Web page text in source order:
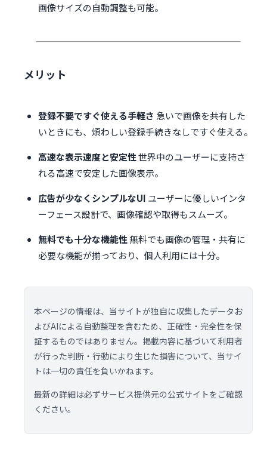
画像サイズの自動調整も可能。
メリット
登録不要ですぐ使える手軽さ 急いで画像を共有した
いときにも、煩わしい登録手続きなしですぐ使える。
高速な表示速度と安定性世界中のユーザーに支持さ
れる高速で安定した画像表示。
広告が少なくシンプルなUI ユーザーに優しいインタ
ーフェース設計で、画像確認や取得もスムーズ。
無料でも十分な機能性無料でも画像の管理・共有に
必要な機能が揃っており、個人利用には十分。
本ページの情報は、当サイトが独自に収集したデータお
よびAIによる自動整理を含むため、正確性・完全性を保
証するものではありません。掲載内容に基づいて利用者
が行った判断・行動により生じた損害について、当サイ
トは一切の責任を負いかねます。
最新の詳細は必ずサービス提供元の公式サイトをご確認
ください。